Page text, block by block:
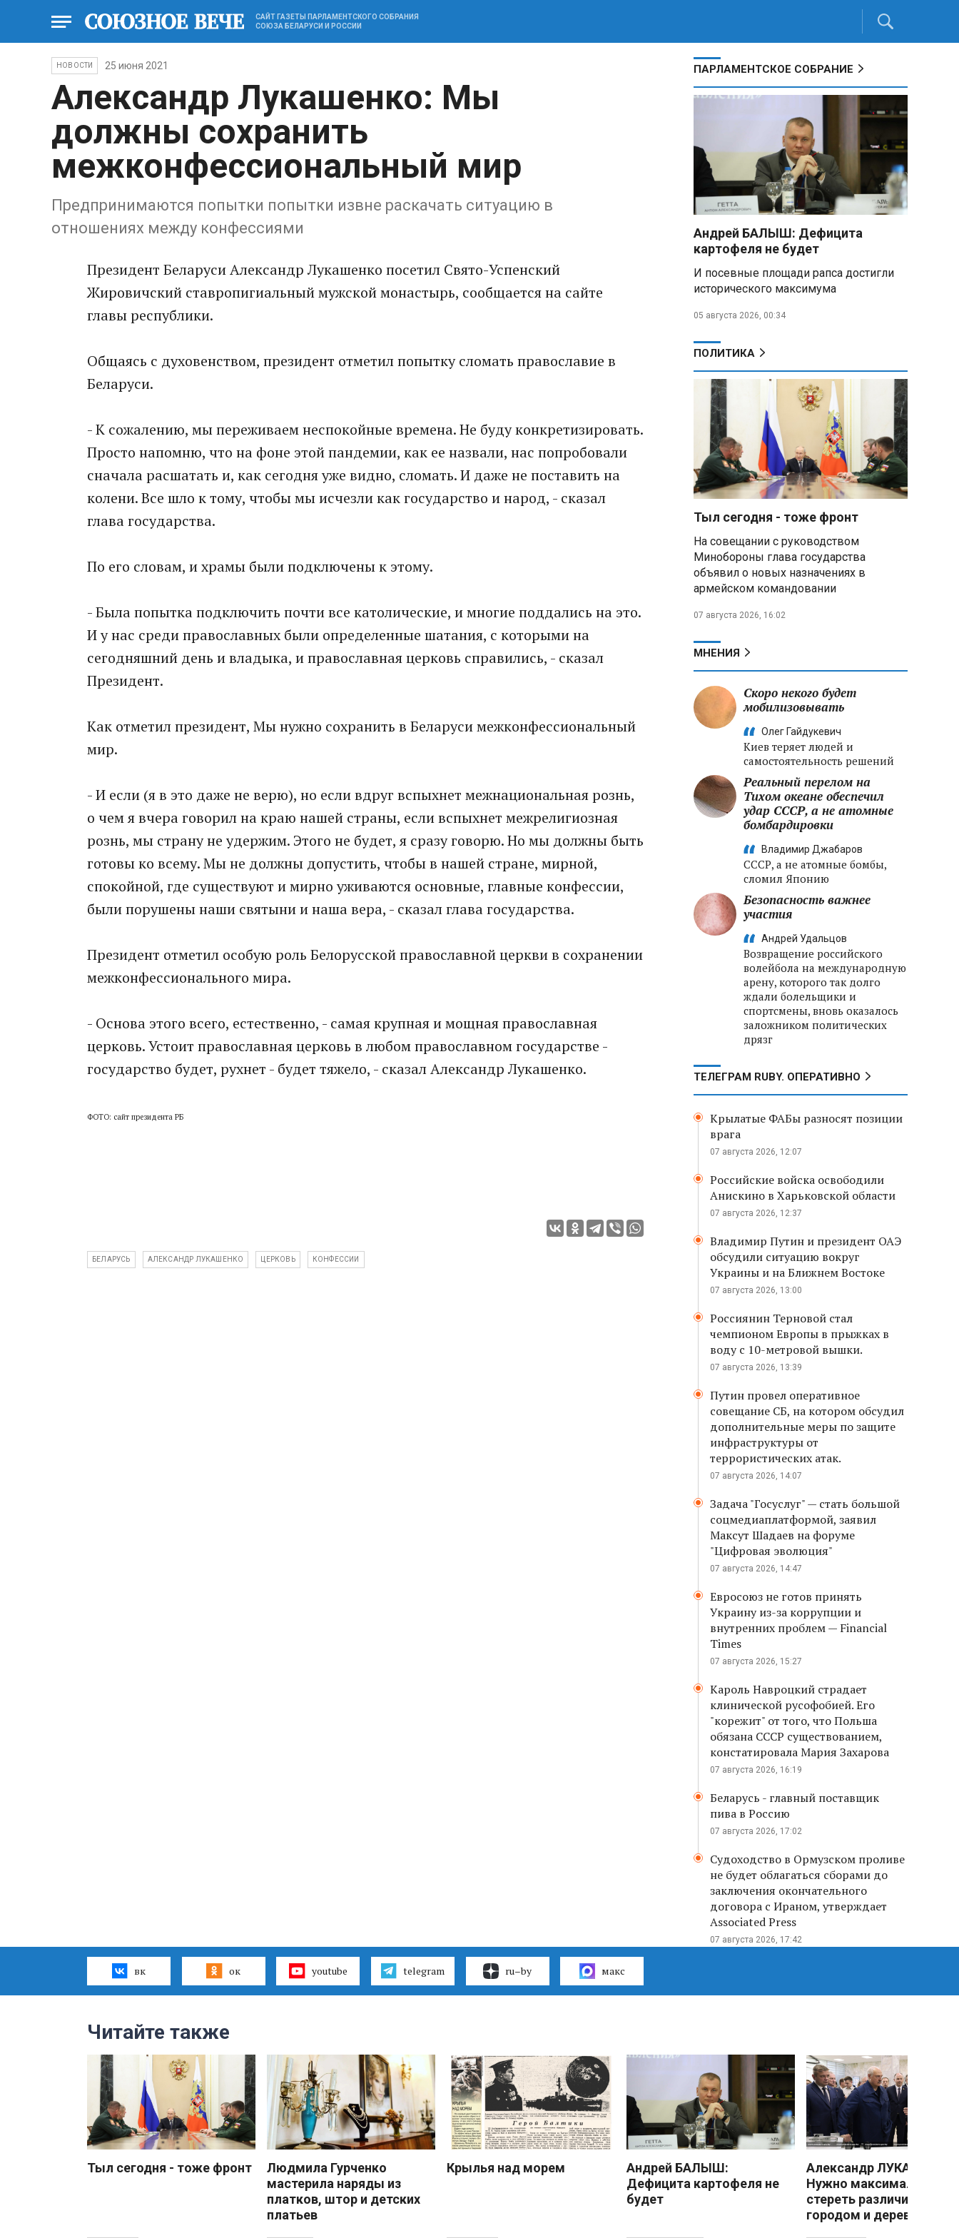
САЙТ ГАЗЕТЫ ПАРЛАМЕНТСКОГО СОБРАНИЯ
СОЮЗА БЕЛАРУСИ И РОССИИ
НОВОСТИ 25 июня 2021
Александр Лукашенко: Мы
должны сохранить
межконфессиональный мир
Предпринимаются попытки попытки извне раскачать ситуацию в
отношениях между конфессиями
Президент Беларуси Александр Лукашенко посетил Свято-Успенский
Жировичский ставропигиальный мужской монастырь, сообщается на сайте
главы республики.
Общаясь с духовенством, президент отметил попытку сломать православие в
Беларуси.
- К сожалению, мы переживаем неспокойные времена. Не буду конкретизировать.
Просто напомню, что на фоне этой пандемии, как ее назвали, нас попробовали
сначала расшатать и, как сегодня уже видно, сломать. И даже не поставить на
колени. Все шло к тому, чтобы мы исчезли как государство и народ, - сказал
глава государства.
По его словам, и храмы были подключены к этому.
- Была попытка подключить почти все католические, и многие поддались на это.
И у нас среди православных были определенные шатания, с которыми на
сегодняшний день и владыка, и православная церковь справились, - сказал
Президент.
Как отметил президент, Мы нужно сохранить в Беларуси межконфессиональный
мир.
- И если (я в это даже не верю), но если вдруг вспыхнет межнациональная рознь,
о чем я вчера говорил на краю нашей страны, если вспыхнет межрелигиозная
рознь, мы страну не удержим. Этого не будет, я сразу говорю. Но мы должны быть
готовы ко всему. Мы не должны допустить, чтобы в нашей стране, мирной,
спокойной, где существуют и мирно уживаются основные, главные конфессии,
были порушены наши святыни и наша вера, - сказал глава государства.
Президент отметил особую роль Белорусской православной церкви в сохранении
межконфессионального мира.
- Основа этого всего, естественно, - самая крупная и мощная православная
церковь. Устоит православная церковь в любом православном государстве -
государство будет, рухнет - будет тяжело, - сказал Александр Лукашенко.
ФОТО: сайт президента РБ
БЕЛАРУСЬ АЛЕКСАНДР ЛУКАШЕНКО ЦЕРКОВЬ КОНФЕССИИ
ПАРЛАМЕНТСКОЕ СОБРАНИЕ
Андрей БАЛЫШ: Дефицита
картофеля не будет
И посевные площади рапса достигли
исторического максимума
05 августа 2026, 00:34
ПОЛИТИКА
Тыл сегодня - тоже фронт
На совещании с руководством
Минобороны глава государства
объявил о новых назначениях в
армейском командовании
07 августа 2026, 16:02
МНЕНИЯ
Скоро некого будет
мобилизовывать
Олег Гайдукевич
Киев теряет людей и
самостоятельность решений
Реальный перелом на
Тихом океане обеспечил
удар СССР, а не атомные
бомбардировки
Владимир Джабаров
СССР, а не атомные бомбы,
сломил Японию
Безопасность важнее
участия
Андрей Удальцов
Возвращение российского
волейбола на международную
арену, которого так долго
ждали болельщики и
спортсмены, вновь оказалось
заложником политических
дрязг
ТЕЛЕГРАМ RUBY. ОПЕРАТИВНО
Крылатые ФАБы разносят позиции
врага
07 августа 2026, 12:07
Российские войска освободили
Анискино в Харьковской области
07 августа 2026, 12:37
Владимир Путин и президент ОАЭ
обсудили ситуацию вокруг
Украины и на Ближнем Востоке
07 августа 2026, 13:00
Россиянин Терновой стал
чемпионом Европы в прыжках в
воду с 10-метровой вышки.
07 августа 2026, 13:39
Путин провел оперативное
совещание СБ, на котором обсудил
дополнительные меры по защите
инфраструктуры от
террористических атак.
07 августа 2026, 14:07
Задача "Госуслуг" — стать большой
соцмедиаплатформой, заявил
Максут Шадаев на форуме
"Цифровая эволюция"
07 августа 2026, 14:47
Евросоюз не готов принять
Украину из-за коррупции и
внутренних проблем — Financial
Times
07 августа 2026, 15:27
Кароль Навроцкий страдает
клинической русофобией. Его
"корежит" от того, что Польша
обязана СССР существованием,
констатировала Мария Захарова
07 августа 2026, 16:19
Беларусь - главный поставщик
пива в Россию
07 августа 2026, 17:02
Судоходство в Ормузском проливе
не будет облагаться сборами до
заключения окончательного
договора с Ираном, утверждает
Associated Press
07 августа 2026, 17:42
вк ок youtube telegram ru–by макс
Читайте также
Тыл сегодня - тоже фронт
Людмила Гурченко
мастерила наряды из
платков, штор и детских
платьев
Крылья над морем
Андрей БАЛЫШ:
Дефицита картофеля не
будет
Александр
Нужно максимально
стереть различия
городом и деревней